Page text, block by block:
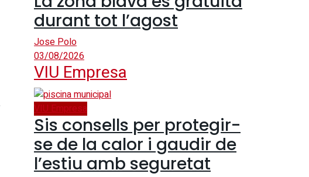
durant tot l’agost
Jose Polo
03/08/2026
VIU Empresa
VIU Empresa
Sis consells per protegir-
se de la calor i gaudir de
l’estiu amb seguretat